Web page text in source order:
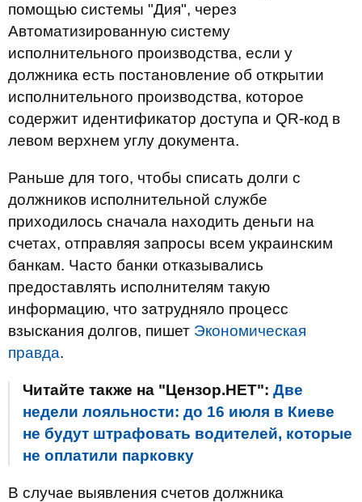
помощью системы "Дия", через
Автоматизированную систему
исполнительного производства, если у
должника есть постановление об открытии
исполнительного производства, которое
содержит идентификатор доступа и QR-код в
левом верхнем углу документа.
Раньше для того, чтобы списать долги с
должников исполнительной службе
приходилось сначала находить деньги на
счетах, отправляя запросы всем украинским
банкам. Часто банки отказывались
предоставлять исполнителям такую
информацию, что затрудняло процесс
взыскания долгов, пишет Экономическая
правда.
Читайте также на "Цензор.НЕТ": Две
недели лояльности: до 16 июля в Киеве
не будут штрафовать водителей, которые
не оплатили парковку
В случае выявления счетов должника